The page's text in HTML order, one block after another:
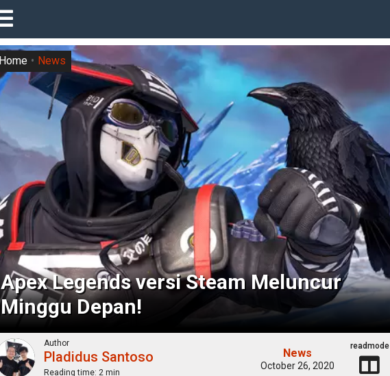
Apex Legends versi Steam Meluncur
Minggu Depan!
Home News
Author
Pladidus Santoso
Reading time: 2 min
News
October 26, 2020
readmode